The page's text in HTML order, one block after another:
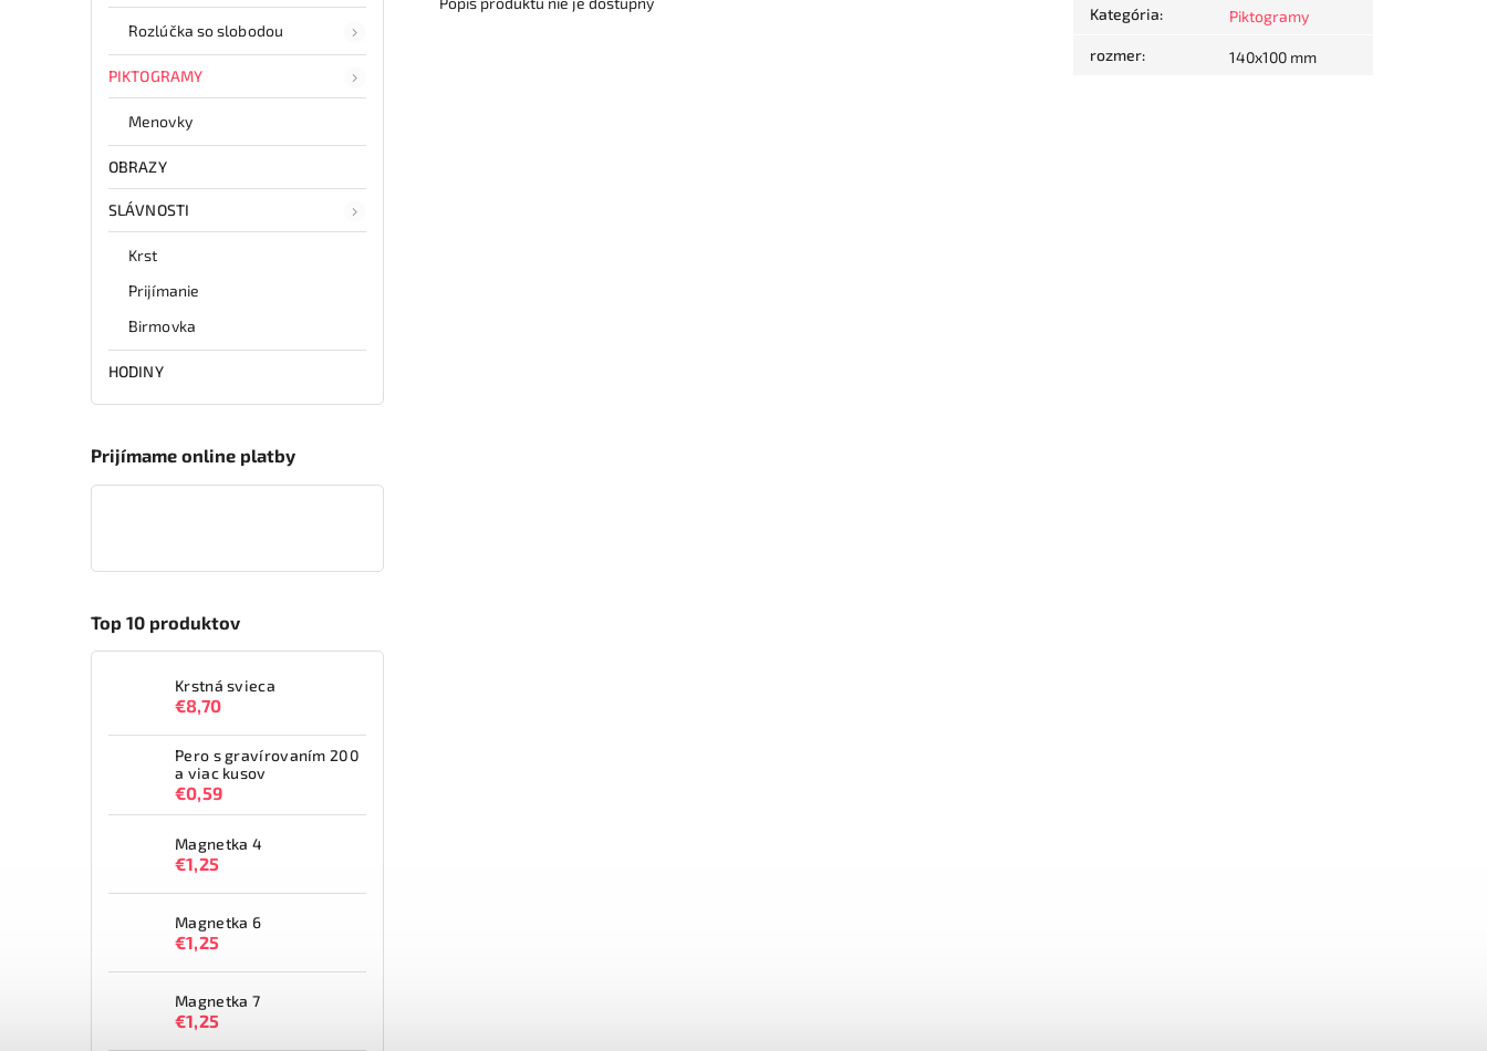
Rozlúčka so slobodou
PIKTOGRAMY
Menovky
OBRAZY
SLÁVNOSTI
Krst
Prijímanie
Birmovka
HODINY
Prijímame online platby
Top 10 produktov
Krstná svieca
€8,70
Pero s gravírovaním 200
a viac kusov
€0,59
Magnetka 4
€1,25
Magnetka 6
€1,25
Magnetka 7
€1,25
Kategória: Piktogramy
rozmer: 140x100 mm